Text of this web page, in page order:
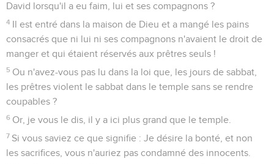
David lorsqu'il a eu faim, lui et ses compagnons ?
4 Il est entré dans la maison de Dieu et a mangé les pains
consacrés que ni lui ni ses compagnons n'avaient le droit de
manger et qui étaient réservés aux prêtres seuls !
5 Ou n'avez-vous pas lu dans la loi que, les jours de sabbat,
les prêtres violent le sabbat dans le temple sans se rendre
coupables ?
6 Or, je vous le dis, il y a ici plus grand que le temple.
7 Si vous saviez ce que signifie : Je désire la bonté, et non
les sacrifices, vous n'auriez pas condamné des innocents.